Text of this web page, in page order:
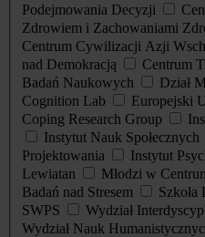
Podejmowania Decyzji
Zdrowiem i Zachowaniami
Centrum Cywilizacji Azji
nad Demokracją
Centrum
Badań Naukowych
Dział
Cognition Lab
Europejski
Coping Research Group
Instytut Nauk Społecznych
Projektowania
Instytut
Lewiatan
Młodzi w
Badań nad Stresem
Szkoła
SWPS
Wydział
Wydział Nauk